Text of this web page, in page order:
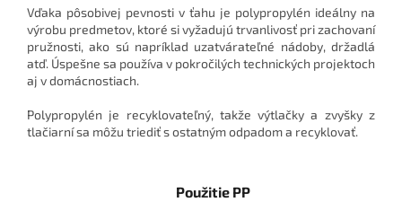
Vďaka pôsobivej pevnosti v ťahu je polypropylén ideálny na
výrobu predmetov, ktoré si vyžadujú trvanlivosť pri zachovaní
pružnosti, ako sú napríklad uzatvárateľné nádoby, držadlá
atď. Úspešne sa používa v pokročilých technických projektoch
aj v domácnostiach.
Polypropylén je recyklovateľný, takže výtlačky a zvyšky z
tlačiarní sa môžu triediť s ostatným odpadom a recyklovať.
Použitie PP